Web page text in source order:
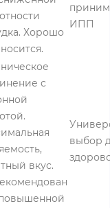
Хорошо
ИПП
с
вкус.
выбор